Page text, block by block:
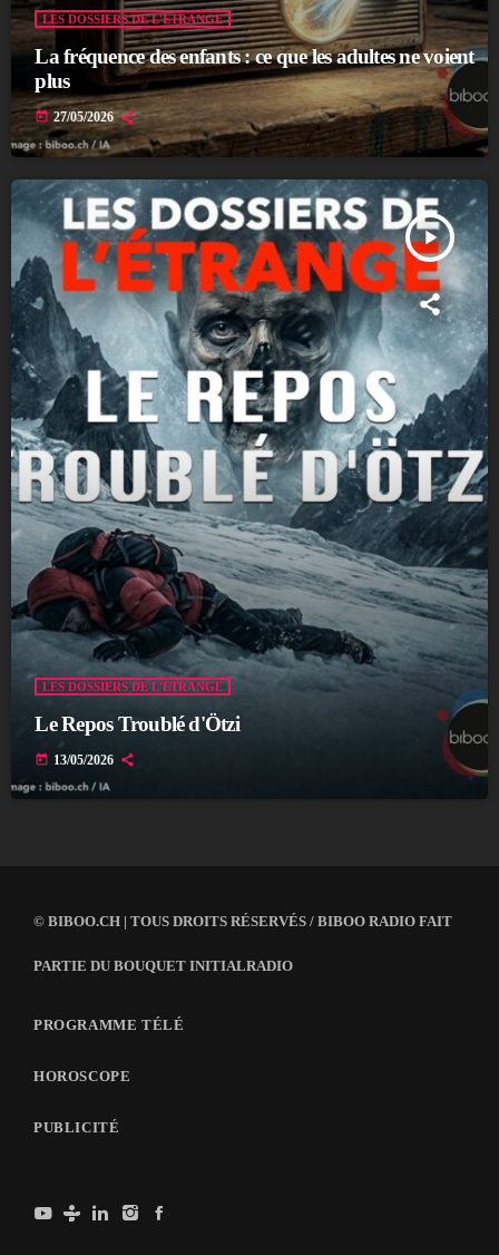
LES DOSSIERS DE L'ÉTRANGE
La fréquence des enfants : ce que les adultes ne voient
plus
today 27/05/2026
play_arrow
LES DOSSIERS DE L'ÉTRANGE
Le Repos Troublé d'Ötzi
today 13/05/2026
© BIBOO.CH | TOUS DROITS RÉSERVÉS / BIBOO RADIO FAIT
PARTIE DU BOUQUET INITIALRADIO
PROGRAMME TÉLÉ
HOROSCOPE
PUBLICITÉ